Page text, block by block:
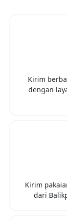
Kirim
dengan
Kirim
dari